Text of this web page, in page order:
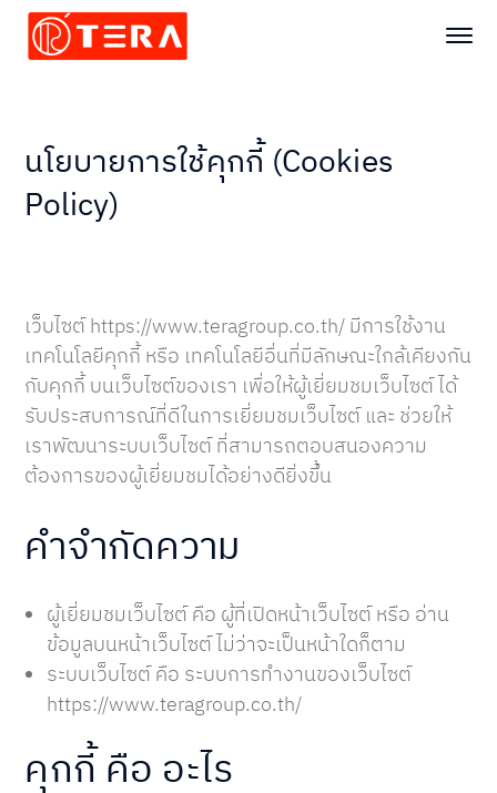
นโยบายการใช้คุกกี้ (Cookies
Policy)
เว็บไซต์ https://www.teragroup.co.th/ มีการใช้งาน
เทคโนโลยีคุกกี้ หรือ เทคโนโลยีอื่นที่มีลักษณะใกล้เคียงกัน
กับคุกกี้ บนเว็บไซต์ของเรา เพื่อให้ผู้เยี่ยมชมเว็บไซต์ ได้
รับประสบการณ์ที่ดีในการเยี่ยมชมเว็บไซต์ และ ช่วยให้
เราพัฒนาระบบเว็บไซต์ ที่สามารถตอบสนองความ
ต้องการของผู้เยี่ยมชมได้อย่างดียิ่งขึ้น
คำจำกัดความ
ผู้เยี่ยมชมเว็บไซต์ คือ ผู้ที่เปิดหน้าเว็บไซต์ หรือ อ่าน
ข้อมูลบนหน้าเว็บไซต์ ไม่ว่าจะเป็นหน้าใดก็ตาม
ระบบเว็บไซต์ คือ ระบบการทำงานของเว็บไซต์
https://www.teragroup.co.th/
คุกกี้ คือ อะไร